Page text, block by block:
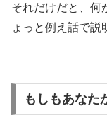
それだけだと、何
ょっと例え話で説
もしもあなた